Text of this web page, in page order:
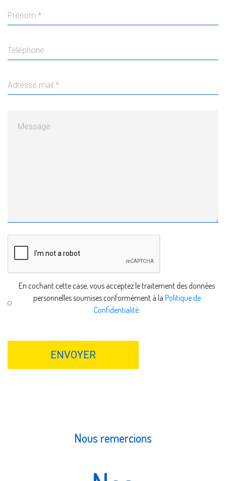
En cochant cette case, vous acceptez le traitement des données
personnelles soumises conformément à la Politique de
Confidentialité.
ENVOYER
Nous remercions